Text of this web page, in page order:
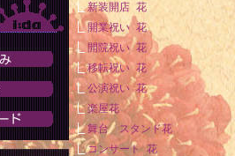
新装開店 花
開業祝い 花
開院祝い 花
移転祝い 花
公演祝い 花
楽屋花
舞台 スタンド花
コンサート 花